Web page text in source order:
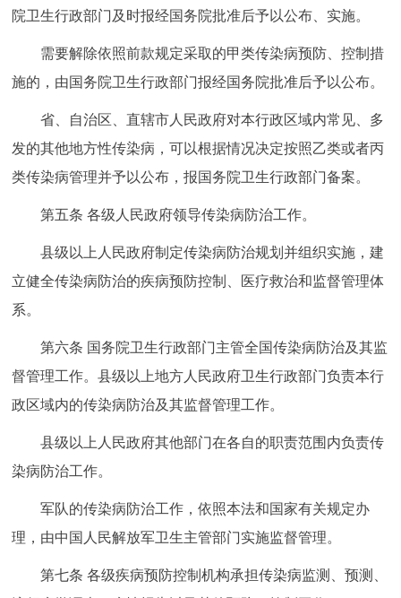
院卫生行政部门及时报经国务院批准后予以公布、实施。
需要解除依照前款规定采取的甲类传染病预防、控制措
施的，由国务院卫生行政部门报经国务院批准后予以公布。
省、自治区、直辖市人民政府对本行政区域内常见、多
发的其他地方性传染病，可以根据情况决定按照乙类或者丙
类传染病管理并予以公布，报国务院卫生行政部门备案。
第五条 各级人民政府领导传染病防治工作。
县级以上人民政府制定传染病防治规划并组织实施，建
立健全传染病防治的疾病预防控制、医疗救治和监督管理体
系。
第六条 国务院卫生行政部门主管全国传染病防治及其监
督管理工作。县级以上地方人民政府卫生行政部门负责本行
政区域内的传染病防治及其监督管理工作。
县级以上人民政府其他部门在各自的职责范围内负责传
染病防治工作。
军队的传染病防治工作，依照本法和国家有关规定办
理，由中国人民解放军卫生主管部门实施监督管理。
第七条 各级疾病预防控制机构承担传染病监测、预测、